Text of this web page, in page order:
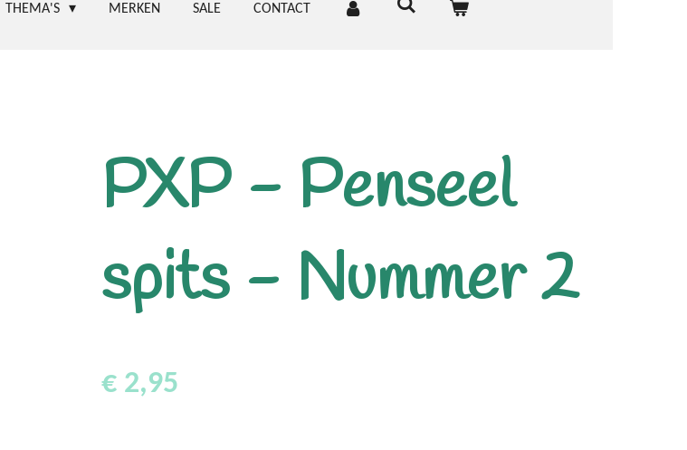
THEMA'S MERKEN SALE CONTACT
PXP - Penseel
spits - Nummer 2
€ 2,95